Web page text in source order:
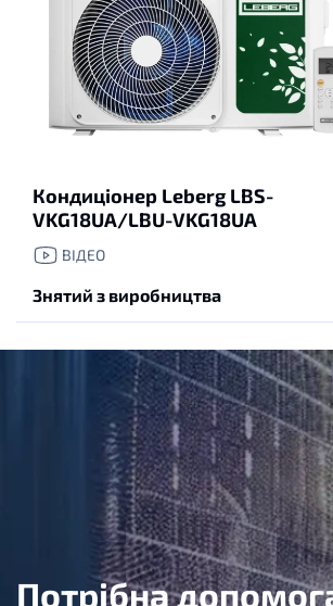
Кондиціонер Leberg LBS-
VKG18UA/LBU-VKG18UA
ВІДЕО
Знятий з виробництва
Потрібна